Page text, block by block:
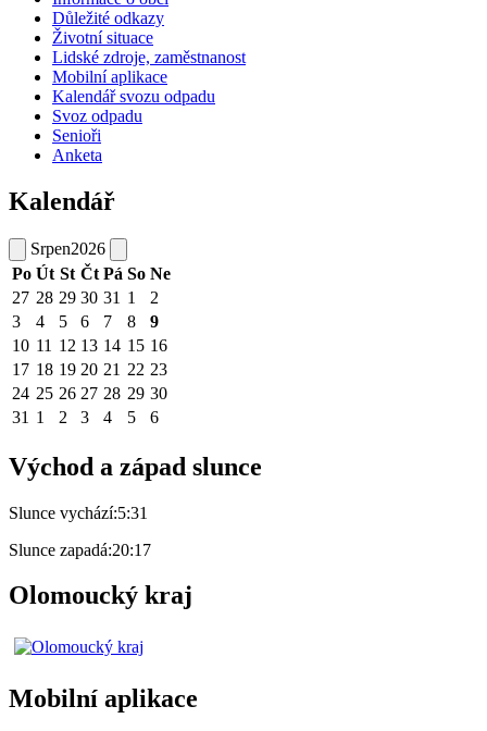
Důležité odkazy
Životní situace
Lidské zdroje, zaměstnanost
Mobilní aplikace
Kalendář svozu odpadu
Svoz odpadu
Senioři
Anketa
Kalendář
Srpen2026
Po Út St Čt Pá So Ne
27 28 29 30 31 1
2
3
4 5 6 7 8
9
10 11 12 13 14 15 16
17 18 19 20 21 22 23
24 25 26 27 28 29 30
31 1 2 3 4 5 6
Východ a západ slunce
Slunce vychází:5:31
Slunce zapadá:20:17
Olomoucký kraj
Mobilní aplikace